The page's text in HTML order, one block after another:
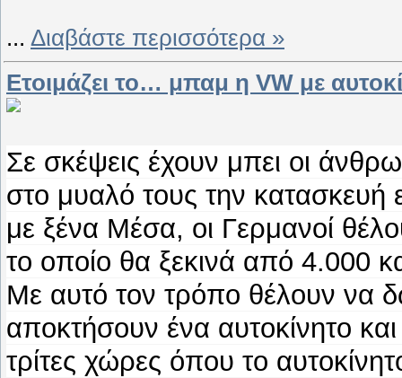
... Διαβάστε περισσότερα »
Ετοιμάζει το… μπαμ η VW με
Σε σκέψεις έχουν μπει οι
στο μυαλό τους την
με ξένα Μέσα, οι Γερμανοί
το οποίο θα ξεκινά από 4.000
Με αυτό τον τρόπο θέλουν να
αποκτήσουν ένα αυτοκίνητο
τρίτες χώρες όπου το